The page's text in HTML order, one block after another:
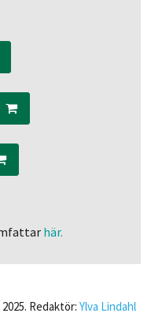
här.
Redaktör: Ylva Lindahl